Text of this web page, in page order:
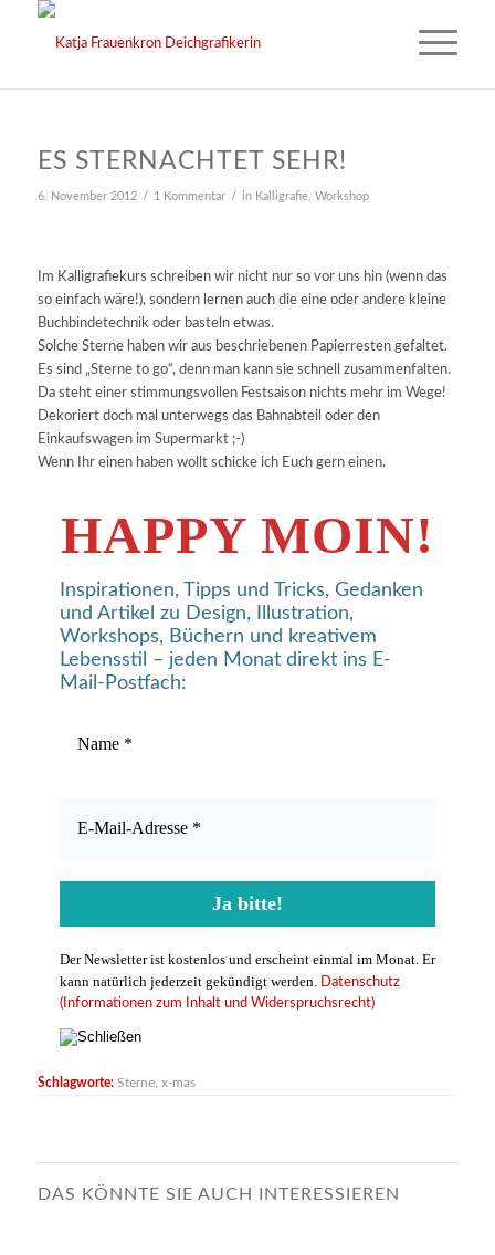
ES STERNACHTET SEHR!
6. November 2012 / 1 Kommentar / in Kalligrafie, Workshop
Im Kalligrafiekurs schreiben wir nicht nur so vor uns hin (wenn das
so einfach wäre!), sondern lernen auch die eine oder andere kleine
Buchbindetechnik oder basteln etwas.
Solche Sterne haben wir aus beschriebenen Papierresten gefaltet.
Es sind „Sterne to go“, denn man kann sie schnell zusammenfalten.
Da steht einer stimmungsvollen Festsaison nichts mehr im Wege!
Dekoriert doch mal unterwegs das Bahnabteil oder den
Einkaufswagen im Supermarkt ;-)
Wenn Ihr einen haben wollt schicke ich Euch gern einen.
HAPPY MOIN!
Inspirationen, Tipps und Tricks, Gedanken
und Artikel zu Design, Illustration,
Workshops, Büchern und kreativem
Lebensstil – jeden Monat direkt ins E-
Mail-Postfach:
Der Newsletter ist kostenlos und erscheint einmal im Monat. Er
kann natürlich jederzeit gekündigt werden.
Datenschutz
(Informationen zum Inhalt und Widerspruchsrecht)
Schlagworte: Sterne, x-mas
DAS KÖNNTE SIE AUCH INTERESSIEREN